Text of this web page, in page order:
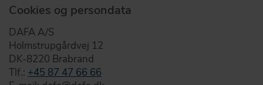
Cookies og persondata
DAFA A/S
Holmstrupgårdvej 12
DK-8220 Brabrand
Tlf.: +45 87 47 66 66
VORES REJSE
VORES IDÉGRUNDLAG
De næsten usynlige linjer, som er med til at udrette mirakler.
BÆREDYGTIGHED
Bæredygtige løsninger gearet til fremtiden.
KARRIERE
Passionerede professionelle - årtiers ekspertise